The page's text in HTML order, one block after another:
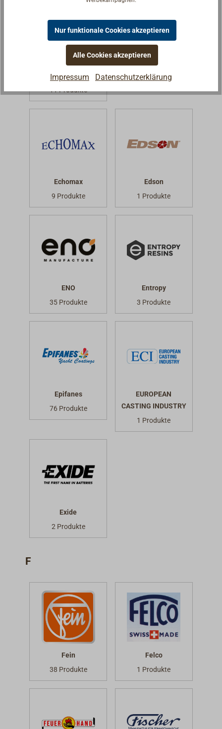
EAST COAST
METALWORKS
11 Produkte
EASYSEA
1 Produkte
Echomax
9 Produkte
Edson
1 Produkte
ENO
35 Produkte
Entropy
3 Produkte
Epifanes
76 Produkte
EUROPEAN
CASTING INDUSTRY
1 Produkte
Exide
2 Produkte
F
Fein
38 Produkte
Felco
1 Produkte
Nur funktionale Cookies akzeptieren
Alle Cookies akzeptieren
Impressum Datenschutzerklärung